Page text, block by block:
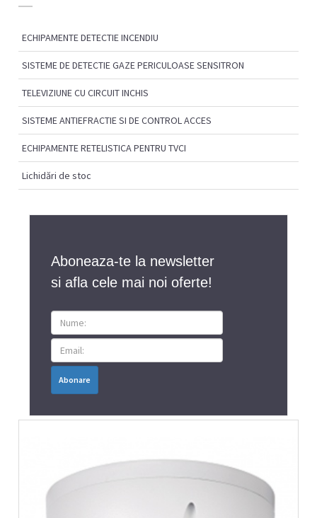
ECHIPAMENTE DETECTIE INCENDIU
SISTEME DE DETECTIE GAZE PERICULOASE SENSITRON
TELEVIZIUNE CU CIRCUIT INCHIS
SISTEME ANTIEFRACTIE SI DE CONTROL ACCES
ECHIPAMENTE RETELISTICA PENTRU TVCI
Lichidări de stoc
Aboneaza-te la newsletter
si afla cele mai noi oferte!
Abonare